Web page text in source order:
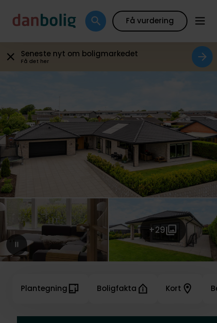
Få vurdering
Seneste nyt om boligmarkedet
Få det her
+29
Plantegning Boligfakta Kort
Galleri Plantegning Boligfakta Kort